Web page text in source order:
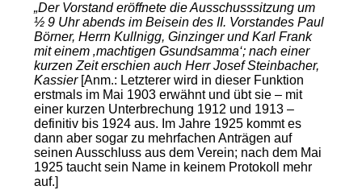
„Der Vorstand eröffnete die Ausschusssitzung um
½ 9 Uhr abends im Beisein des II. Vorstandes Paul
Börner, Herrn Kullnigg, Ginzinger und Karl Frank
mit einem ‚machtigen Gsundsamma‘; nach einer
kurzen Zeit erschien auch Herr Josef Steinbacher,
Kassier [Anm.: Letzterer wird in dieser Funktion
erstmals im Mai 1903 erwähnt und übt sie – mit
einer kurzen Unterbrechung 1912 und 1913 –
definitiv bis 1924 aus. Im Jahre 1925 kommt es
dann aber sogar zu mehrfachen Anträgen auf
seinen Ausschluss aus dem Verein; nach dem Mai
1925 taucht sein Name in keinem Protokoll mehr
auf.]